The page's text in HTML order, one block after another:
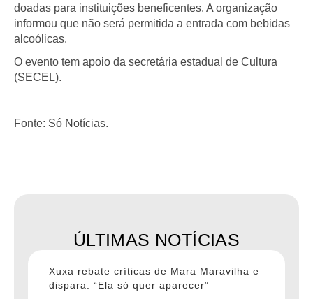
doadas para instituições beneficentes. A organização
informou que não será permitida a entrada com bebidas
alcoólicas.
O evento tem apoio da secretária estadual de Cultura
(SECEL).
Fonte: Só Notícias.
ÚLTIMAS NOTÍCIAS
Xuxa rebate críticas de Mara Maravilha e
dispara: “Ela só quer aparecer”